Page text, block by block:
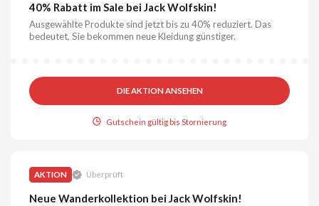
40% Rabatt im Sale bei Jack Wolfskin!
Ausgewählte Produkte sind jetzt bis zu 40% reduziert. Das
bedeutet, Sie bekommen neue Kleidung günstiger.
DIE AKTION ANSEHEN
Gutschein gültig bis Stornierung
AKTION Überprüft
Neue Wanderkollektion bei Jack Wolfskin!